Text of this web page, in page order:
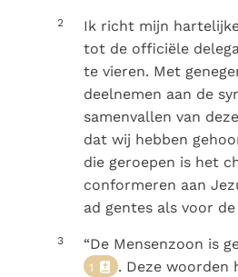
2
Ik richt mijn
tot de officiële
te vieren. Met
deelnemen aan de
samenvallen van
dat wij hebben
die geroepen is het
conformeren aan
ad gentes als voor
3 “De Mensenzoon is
1
. Deze woorden